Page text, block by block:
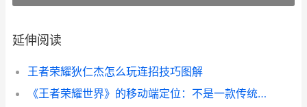
延伸阅读
王者荣耀狄仁杰怎么玩连招技巧图解
《王者荣耀世界》的移动端定位：不是一款传统手游